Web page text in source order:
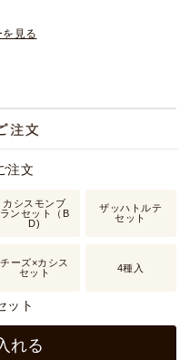
見る
注文
カシスモンブ
ランセット（B
D)
ザッハトルテ
セット
チーズ×カシス
セット
4種入
ット
れる